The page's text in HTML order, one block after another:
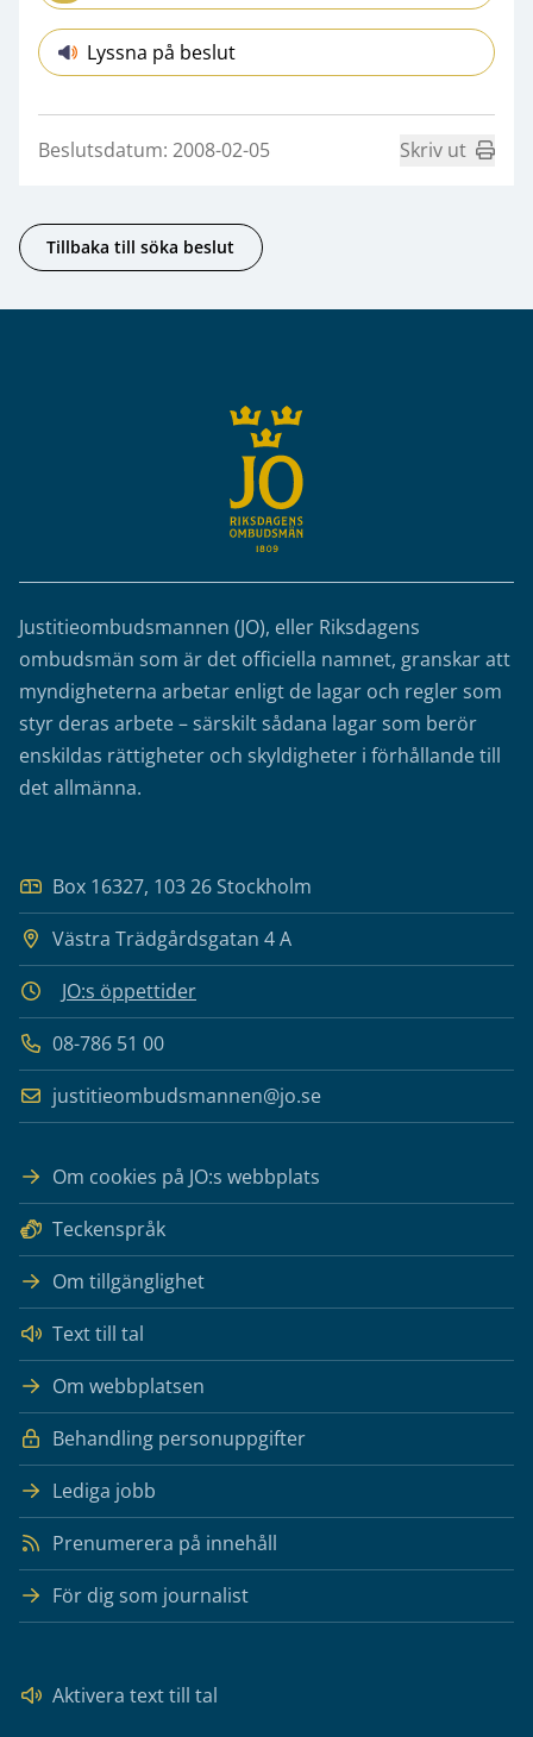
Lyssna på beslut
Beslutsdatum: 2008-02-05 Skriv ut
Tillbaka till söka beslut
Justitieombudsmannen (JO), eller Riksdagens
ombudsmän som är det officiella namnet, granskar att
myndigheterna arbetar enligt de lagar och regler som
styr deras arbete – särskilt sådana lagar som berör
enskildas rättigheter och skyldigheter i förhållande till
det allmänna.
Box 16327, 103 26 Stockholm
Västra Trädgårdsgatan 4 A
JO:s öppettider
08-786 51 00
justitieombudsmannen@jo.se
Om cookies på JO:s webbplats
Teckenspråk
Om tillgänglighet
Text till tal
Om webbplatsen
Behandling personuppgifter
Lediga jobb
Prenumerera på innehåll
För dig som journalist
Aktivera text till tal